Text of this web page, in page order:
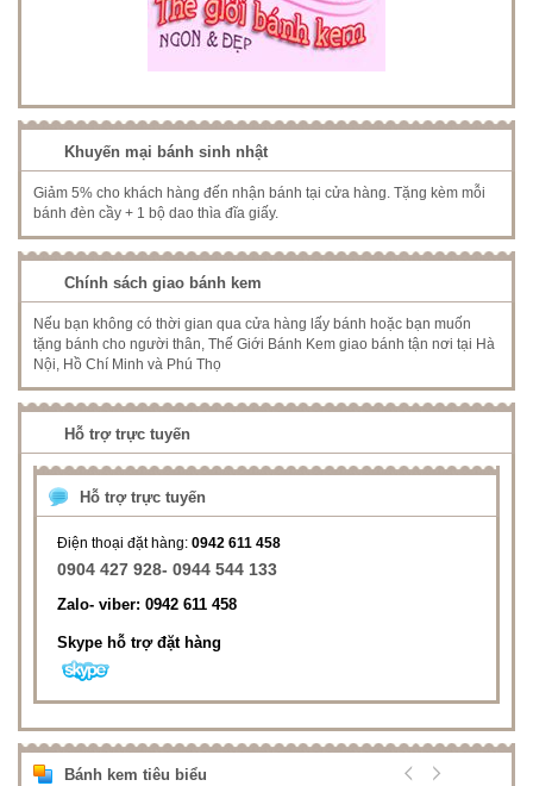
Khuyến mại bánh sinh nhật
Giảm 5% cho khách hàng đến nhận bánh tại cửa hàng. Tặng kèm mỗi
bánh đèn cầy + 1 bộ dao thìa đĩa giấy.
Chính sách giao bánh kem
Nếu bạn không có thời gian qua cửa hàng lấy bánh hoặc bạn muốn
tặng bánh cho người thân, Thế Giới Bánh Kem giao bánh tận nơi tại Hà
Nội, Hồ Chí Minh và Phú Thọ
Hỗ trợ trực tuyến
Hỗ trợ trực tuyến
Điện thoại đặt hàng: 0942 611 458
0904 427 928- 0944 544 133
Zalo- viber: 0942 611 458
Skype hỗ trợ đặt hàng
Bánh kem tiêu biểu